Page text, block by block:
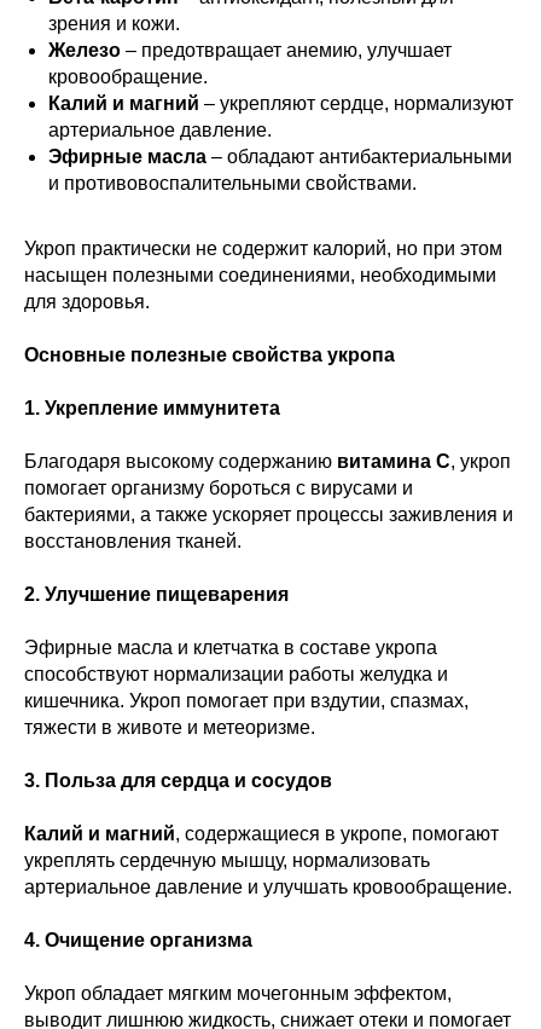
зрения и кожи.
Железо – предотвращает анемию, улучшает
кровообращение.
Калий и магний – укрепляют сердце, нормализуют
артериальное давление.
Эфирные масла – обладают антибактериальными
и противовоспалительными свойствами.
Укроп практически не содержит калорий, но при этом
насыщен полезными соединениями, необходимыми
для здоровья.
Основные полезные свойства укропа
1. Укрепление иммунитета
Благодаря высокому содержанию витамина C, укроп
помогает организму бороться с вирусами и
бактериями, а также ускоряет процессы заживления и
восстановления тканей.
2. Улучшение пищеварения
Эфирные масла и клетчатка в составе укропа
способствуют нормализации работы желудка и
кишечника. Укроп помогает при вздутии, спазмах,
тяжести в животе и метеоризме.
3. Польза для сердца и сосудов
Калий и магний, содержащиеся в укропе, помогают
укреплять сердечную мышцу, нормализовать
артериальное давление и улучшать кровообращение.
4. Очищение организма
Укроп обладает мягким мочегонным эффектом,
выводит лишнюю жидкость, снижает отеки и помогает